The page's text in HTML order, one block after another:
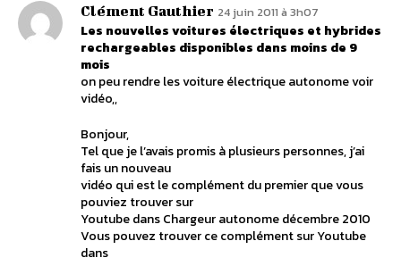
Clément Gauthier 24 juin 2011 à 3h07
Les nouvelles voitures électriques et hybrides
rechargeables disponibles dans moins de 9
mois
on peu rendre les voiture électrique autonome voir
vidéo,,
Bonjour,
Tel que je l’avais promis à plusieurs personnes, j’ai
fais un nouveau
vidéo qui est le complément du premier que vous
pouviez trouver sur
Youtube dans Chargeur autonome décembre 2010
Vous pouvez trouver ce complément sur Youtube
dans